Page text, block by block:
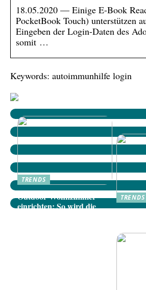
18.05.2020 — Einige E-Book
PocketBook Touch) unterstützen
Eingeben der Login-Daten des
somit …
Keywords: autoimmunhilfe login
TRENDS
Outdoor-Wohnzimmer
einrichten: So wird die
TRENDS